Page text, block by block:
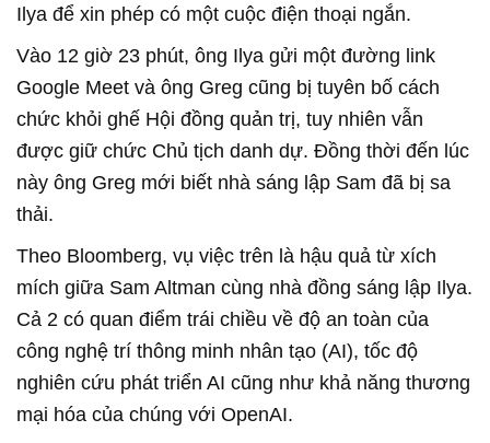
Ilya để xin phép có một cuộc điện thoại ngắn.
Vào 12 giờ 23 phút, ông Ilya gửi một đường link
Google Meet và ông Greg cũng bị tuyên bố cách
chức khỏi ghế Hội đồng quản trị, tuy nhiên vẫn
được giữ chức Chủ tịch danh dự. Đồng thời đến lúc
này ông Greg mới biết nhà sáng lập Sam đã bị sa
thải.
Theo Bloomberg, vụ việc trên là hậu quả từ xích
mích giữa Sam Altman cùng nhà đồng sáng lập Ilya.
Cả 2 có quan điểm trái chiều về độ an toàn của
công nghệ trí thông minh nhân tạo (AI), tốc độ
nghiên cứu phát triển AI cũng như khả năng thương
mại hóa của chúng với OpenAI.